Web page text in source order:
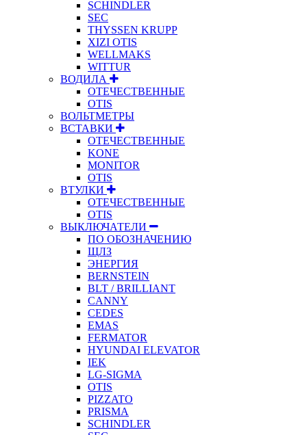
SCHINDLER
SEC
THYSSEN KRUPP
XIZI OTIS
WELLMAKS
WITTUR
ВОДИЛА
ОТЕЧЕСТВЕННЫЕ
OTIS
ВОЛЬТМЕТРЫ
ВСТАВКИ
ОТЕЧЕСТВЕННЫЕ
KONE
MONITOR
OTIS
ВТУЛКИ
ОТЕЧЕСТВЕННЫЕ
OTIS
ВЫКЛЮЧАТЕЛИ
ПО ОБОЗНАЧЕНИЮ
ЩЛЗ
ЭНЕРГИЯ
BERNSTEIN
BLT / BRILLIANT
CANNY
CEDES
EMAS
FERMATOR
HYUNDAI ELEVATOR
IEK
LG-SIGMA
OTIS
PIZZATO
PRISMA
SCHINDLER